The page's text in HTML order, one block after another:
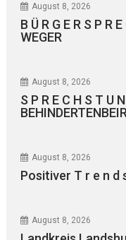
August 8, 2026
B Ü R G E R S P R
WEGER
August 8, 2026
S P R E C H S T U
August 8, 2026
Positiver T r e n
August 8, 2026